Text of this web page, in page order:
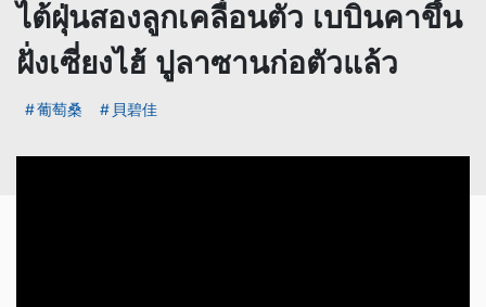
ไต้ฝุ่นสองลูกเคลื่อนตัว เบบินคาขึ้น
ฝั่งเซี่ยงไฮ้ ปูลาซานก่อตัวแล้ว
葡萄桑 貝碧佳